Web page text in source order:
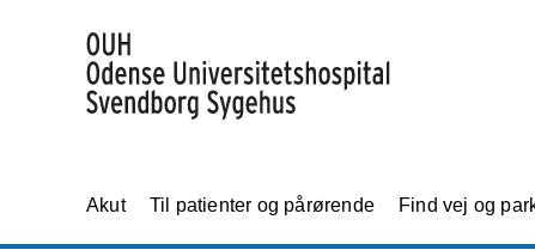
Akut Til patienter og pårørende Find vej og